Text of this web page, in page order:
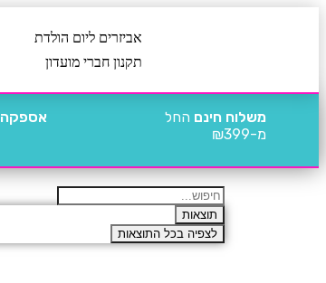
אביזרים ליום הולדת
תקנון חברי מועדון
משלוח חינם החל
מ-₪399
אספקה
תוצאות
לצפיה בכל התוצאות